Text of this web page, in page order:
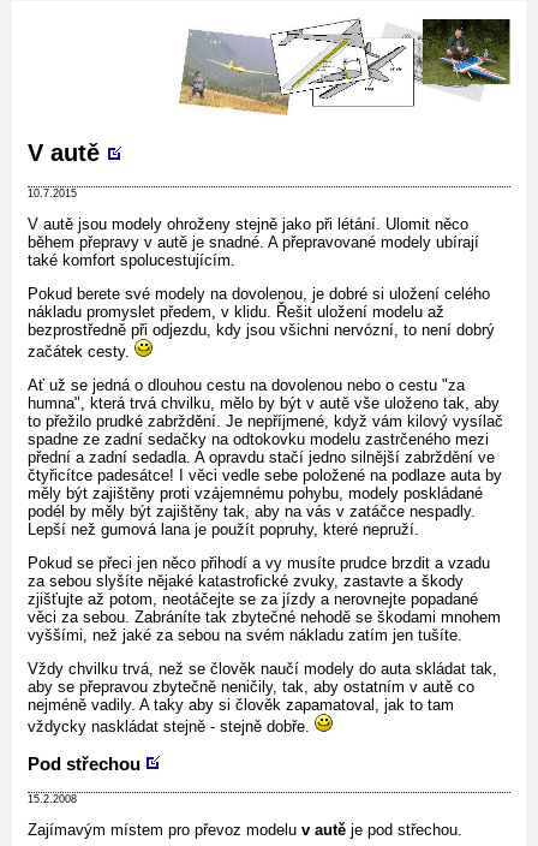
V autě
10.7.2015
V autě jsou modely ohroženy stejně jako při létání. Ulomit něco
během přepravy v autě je snadné. A přepravované modely ubírají
také komfort spolucestujícím.
Pokud berete své modely na dovolenou, je dobré si uložení celého
nákladu promyslet předem, v klidu. Řešit uložení modelu až
bezprostředně při odjezdu, kdy jsou všichni nervózní, to není dobrý
začátek cesty.
Ať už se jedná o dlouhou cestu na dovolenou nebo o cestu "za
humna", která trvá chvilku, mělo by být v autě vše uloženo tak, aby
to přežilo prudké zabrždění. Je nepříjmené, když vám kilový vysílač
spadne ze zadní sedačky na odtokovku modelu zastrčeného mezi
přední a zadní sedadla. A opravdu stačí jedno silnější zabrždění ve
čtyřicítce padesátce! I věci vedle sebe položené na podlaze auta by
měly být zajištěny proti vzájemnému pohybu, modely poskládané
podél by měly být zajištěny tak, aby na vás v zatáčce nespadly.
Lepší než gumová lana je použít popruhy, které nepruží.
Pokud se přeci jen něco přihodí a vy musíte prudce brzdit a vzadu
za sebou slyšíte nějaké katastrofické zvuky, zastavte a škody
zjišťujte až potom, neotáčejte se za jízdy a nerovnejte popadané
věci za sebou. Zabráníte tak zbytečné nehodě se škodami mnohem
vyššími, než jaké za sebou na svém nákladu zatím jen tušíte.
Vždy chvilku trvá, než se člověk naučí modely do auta skládat tak,
aby se přepravou zbytečně neničily, tak, aby ostatním v autě co
nejméně vadily. A taky aby si člověk zapamatoval, jak to tam
vždycky naskládat stejně - stejně dobře.
Pod střechou
15.2.2008
Zajímavým místem pro převoz modelu v autě je pod střechou.